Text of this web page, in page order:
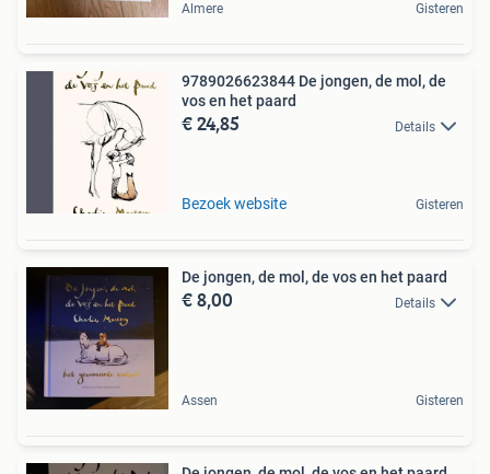
Almere Gisteren
9789026623844 De jongen, de mol, de
vos en het paard
€ 24,85 Details
Bezoek website Gisteren
De jongen, de mol, de vos en het paard
€ 8,00 Details
Assen Gisteren